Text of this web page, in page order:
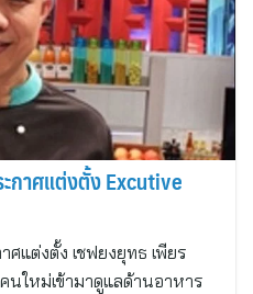
กาศแต่งตั้ง Excutive
ศแต่งตั้ง เชฟยงยุทธ เพียร
นใหม่เข้ามาดูแลด้านอาหาร